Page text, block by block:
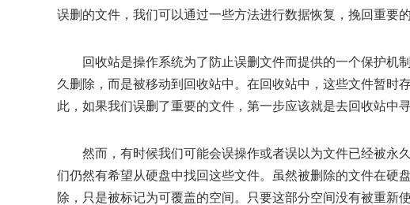
误删的文件，我们可以通过一些方法进行数据恢复，挽回重要的
回收站是操作系统为了防止误删文件而提供的一个保护机
久删除，而是被移动到回收站中。在回收站中，这些文件暂时
此，如果我们误删了重要的文件，第一步应该就是去回收站中寻
然而，有时候我们可能会误操作或者误以为文件已经被永
们仍然有希望从硬盘中找回这些文件。虽然被删除的文件在硬
除，只是被标记为可覆盖的空间。只要这部分空间没有被重新